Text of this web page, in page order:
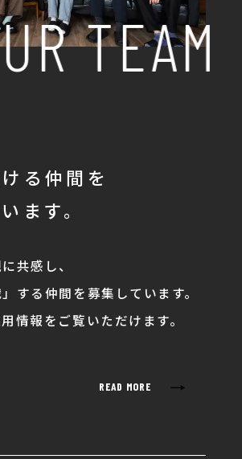
TEAM
る仲間を
ます。
共感し、
する仲間を募集しています。
情報をご覧いただけます。
READ MORE →